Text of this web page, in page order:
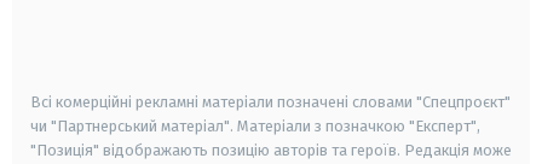
Всі комерційні рекламні матеріали позначені словами "Спецпроєкт"
чи "Партнерський матеріал". Матеріали з позначкою "Експерт",
"Позиція" відображають позицію авторів та героїв. Редакція може